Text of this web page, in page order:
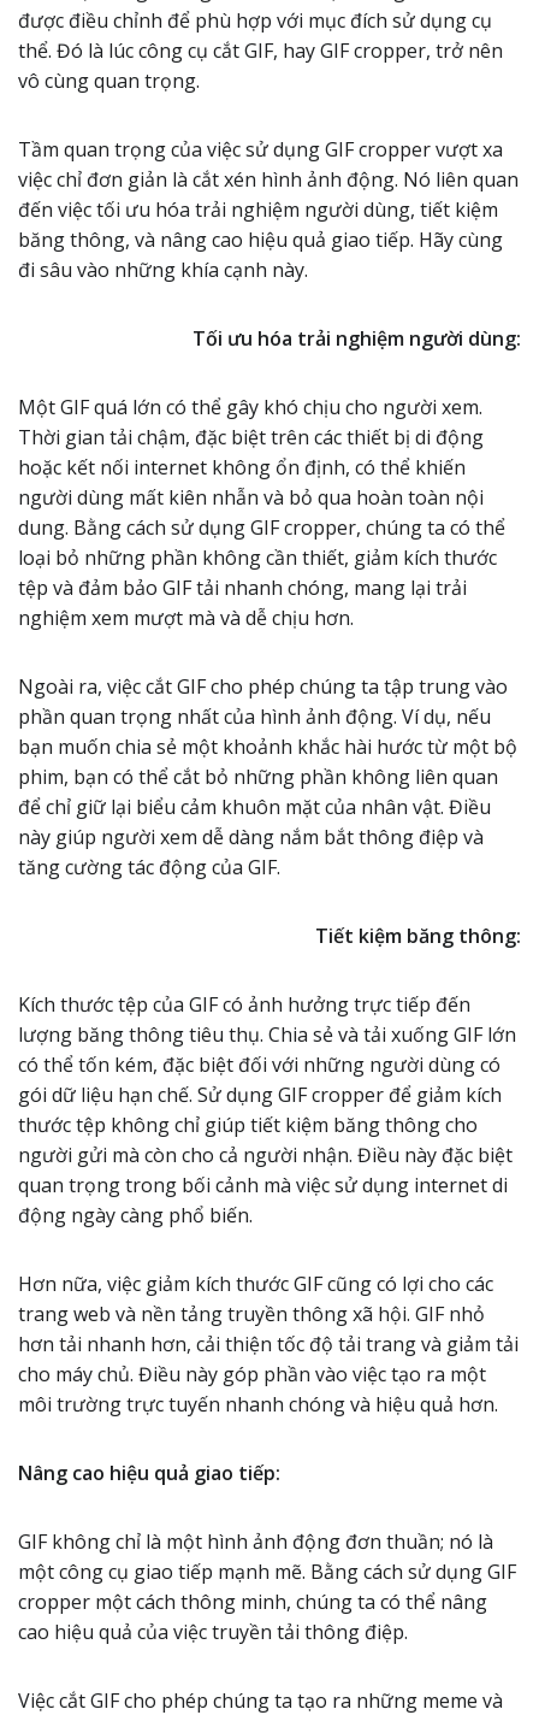
được điều chỉnh để phù hợp với mục đích sử dụng cụ
thể. Đó là lúc công cụ cắt GIF, hay GIF cropper, trở nên
vô cùng quan trọng.
Tầm quan trọng của việc sử dụng GIF cropper vượt xa
việc chỉ đơn giản là cắt xén hình ảnh động. Nó liên quan
đến việc tối ưu hóa trải nghiệm người dùng, tiết kiệm
băng thông, và nâng cao hiệu quả giao tiếp. Hãy cùng
đi sâu vào những khía cạnh này.
Tối ưu hóa trải nghiệm người dùng:
Một GIF quá lớn có thể gây khó chịu cho người xem.
Thời gian tải chậm, đặc biệt trên các thiết bị di động
hoặc kết nối internet không ổn định, có thể khiến
người dùng mất kiên nhẫn và bỏ qua hoàn toàn nội
dung. Bằng cách sử dụng GIF cropper, chúng ta có thể
loại bỏ những phần không cần thiết, giảm kích thước
tệp và đảm bảo GIF tải nhanh chóng, mang lại trải
nghiệm xem mượt mà và dễ chịu hơn.
Ngoài ra, việc cắt GIF cho phép chúng ta tập trung vào
phần quan trọng nhất của hình ảnh động. Ví dụ, nếu
bạn muốn chia sẻ một khoảnh khắc hài hước từ một bộ
phim, bạn có thể cắt bỏ những phần không liên quan
để chỉ giữ lại biểu cảm khuôn mặt của nhân vật. Điều
này giúp người xem dễ dàng nắm bắt thông điệp và
tăng cường tác động của GIF.
Tiết kiệm băng thông:
Kích thước tệp của GIF có ảnh hưởng trực tiếp đến
lượng băng thông tiêu thụ. Chia sẻ và tải xuống GIF lớn
có thể tốn kém, đặc biệt đối với những người dùng có
gói dữ liệu hạn chế. Sử dụng GIF cropper để giảm kích
thước tệp không chỉ giúp tiết kiệm băng thông cho
người gửi mà còn cho cả người nhận. Điều này đặc biệt
quan trọng trong bối cảnh mà việc sử dụng internet di
động ngày càng phổ biến.
Hơn nữa, việc giảm kích thước GIF cũng có lợi cho các
trang web và nền tảng truyền thông xã hội. GIF nhỏ
hơn tải nhanh hơn, cải thiện tốc độ tải trang và giảm tải
cho máy chủ. Điều này góp phần vào việc tạo ra một
môi trường trực tuyến nhanh chóng và hiệu quả hơn.
Nâng cao hiệu quả giao tiếp:
GIF không chỉ là một hình ảnh động đơn thuần; nó là
một công cụ giao tiếp mạnh mẽ. Bằng cách sử dụng GIF
cropper một cách thông minh, chúng ta có thể nâng
cao hiệu quả của việc truyền tải thông điệp.
Việc cắt GIF cho phép chúng ta tạo ra những meme và